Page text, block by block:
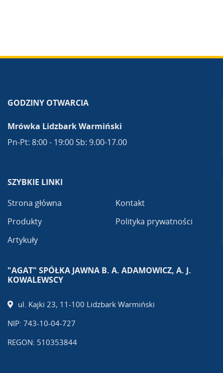
GODZINY OTWARCIA
Mrówka Lidzbark Warmiński
Pn-Pt: 8:00 - 19:00 Sb: 9.00-17.00
SZYBKIE LINKI
Strona główna
Produkty
Artykuły
Kontakt
Polityka prywatności
"AGAT" SPÓŁKA JAWNA B. A. ADAMOWICZ, A. J.
KOWALEWSCY
ul. Kajki 23, 11-100 Lidzbark Warmiński
NIP: 743-10-04-727
REGON: 510353844